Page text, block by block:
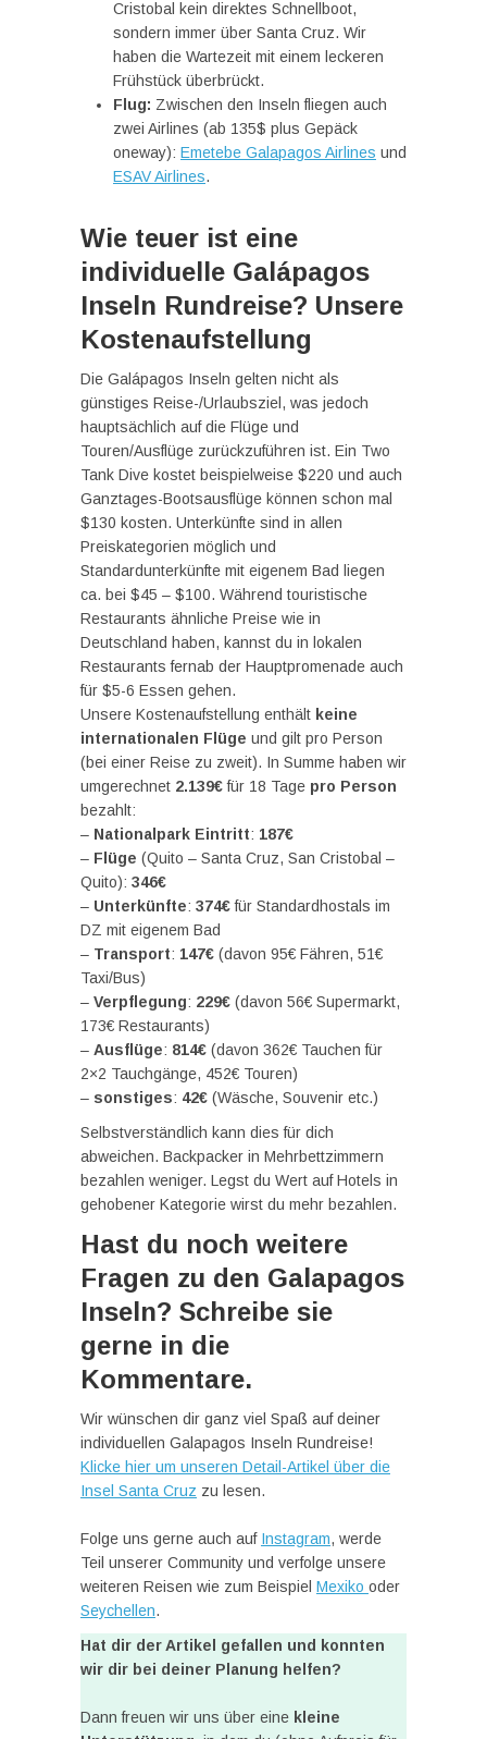
Cristobal kein direktes Schnellboot,
sondern immer über Santa Cruz. Wir
haben die Wartezeit mit einem leckeren
Frühstück überbrückt.
Flug: Zwischen den Inseln fliegen auch
zwei Airlines (ab 135$ plus Gepäck
oneway): Emetebe Galapagos Airlines und
ESAV Airlines.
Wie teuer ist eine
individuelle Galápagos
Inseln Rundreise? Unsere
Kostenaufstellung
Die Galápagos Inseln gelten nicht als
günstiges Reise-/Urlaubsziel, was jedoch
hauptsächlich auf die Flüge und
Touren/Ausflüge zurückzuführen ist. Ein Two
Tank Dive kostet beispielweise $220 und auch
Ganztages-Bootsausflüge können schon mal
$130 kosten. Unterkünfte sind in allen
Preiskategorien möglich und
Standardunterkünfte mit eigenem Bad liegen
ca. bei $45 – $100. Während touristische
Restaurants ähnliche Preise wie in
Deutschland haben, kannst du in lokalen
Restaurants fernab der Hauptpromenade auch
für $5-6 Essen gehen.
Unsere Kostenaufstellung enthält keine
internationalen Flüge und gilt pro Person
(bei einer Reise zu zweit). In Summe haben wir
umgerechnet 2.139€für 18 Tage pro Person
bezahlt:
– Nationalpark Eintritt: 187€
– Flüge (Quito – Santa Cruz, San Cristobal –
Quito): 346€
– Unterkünfte: 374€für Standardhostals im
DZ mit eigenem Bad
– Transport: 147€ (davon 95€ Fähren, 51€
Taxi/Bus)
– Verpflegung: 229€ (davon 56€ Supermarkt,
173€ Restaurants)
– Ausflüge: 814€ (davon 362€ Tauchen für
2×2 Tauchgänge, 452€ Touren)
– sonstiges: 42€ (Wäsche, Souvenir etc.)
Selbstverständlich kann dies für dich
abweichen. Backpacker in Mehrbettzimmern
bezahlen weniger. Legst du Wert auf Hotels in
gehobener Kategorie wirst du mehr bezahlen.
Hast du noch weitere
Fragen zu den Galapagos
Inseln? Schreibe sie
gerne in die
Kommentare.
Wir wünschen dir ganz viel Spaß auf deiner
individuellen Galapagos Inseln Rundreise!
Klicke hier um unseren Detail-Artikel über die
Insel Santa Cruz zu lesen.
Folge uns gerne auch auf Instagram, werde
Teil unserer Community und verfolge unsere
weiteren Reisen wie zum Beispiel Mexiko oder
Seychellen.
Hat dir der Artikel gefallen und konnten
wir dir bei deiner Planung helfen?
Dann freuen wir uns über eine kleine